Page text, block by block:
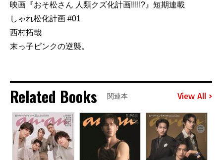
映画『おそ松さん 人類クズ化計画!!!!!?』短期連載
しゃれ松化計画 #01
西村拓哉
末っ子ピンクの逆襲。
Related Books 関連本 View All